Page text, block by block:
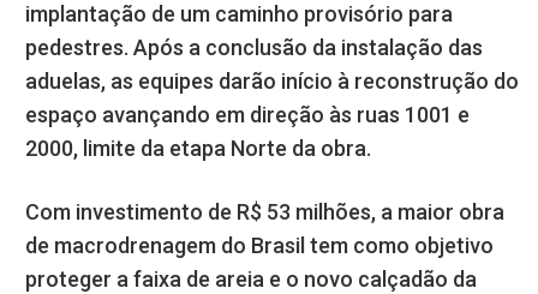
implantação de um caminho provisório para
pedestres. Após a conclusão da instalação das
aduelas, as equipes darão início à reconstrução do
espaço avançando em direção às ruas 1001 e
2000, limite da etapa Norte da obra.
Com investimento de R$ 53 milhões, a maior obra
de macrodrenagem do Brasil tem como objetivo
proteger a faixa de areia e o novo calçadão da